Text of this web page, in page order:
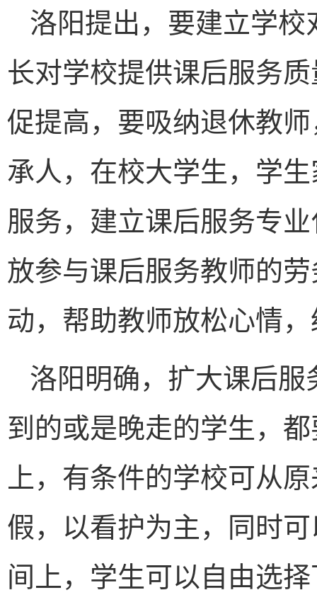
洛阳提出，要建立学
长对学校提供课后服务
促提高，要吸纳退休教
承人，在校大学生，学
服务，建立课后服务专
放参与课后服务教师的
动，帮助教师放松心情
洛阳明确，扩大课后
到的或是晚走的学生，
上，有条件的学校可从
假，以看护为主，同时
间上，学生可以自由选